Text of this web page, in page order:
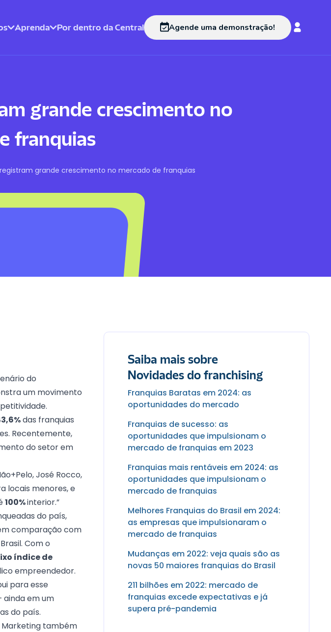
Aprenda Por dentro da Central Agende uma demonstração!
grande crescimento no
franquias
grande crescimento no mercado de franquias
do
um movimento
das franquias
Recentemente,
do setor em
José Rocco,
locais menores, e
100%interior.”
do país,
comparação com
Com o
índice de
empreendedor.
para esse
ainda em um
do país.
Marketing também
Saiba mais sobre
Novidades do franchising
Franquias Baratas em 2024: as
oportunidades do mercado
Franquias de sucesso: as
oportunidades que impulsionam o
mercado de franquias em 2023
Franquias mais rentáveis em 2024: as
oportunidades que impulsionam o
mercado de franquias
Melhores Franquias do Brasil em 2024:
as empresas que impulsionaram o
mercado de franquias
Mudanças em 2022: veja quais são as
novas 50 maiores franquias do Brasil
211 bilhões em 2022: mercado de
franquias excede expectativas e já
supera pré-pandemia